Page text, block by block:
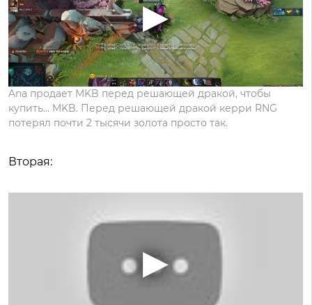
Ana продает MKB перед решающей дракой, чтобы
купить… MKB. Перед решающей дракой керри RNG
потерял почти 2 тысячи золота просто так.
Вторая: